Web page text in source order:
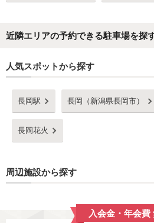
近隣エリアの予約できる駐車場を探
人気スポットから探す
長岡駅 長岡（新潟県長岡市）
長岡花火
周辺施設から探す
入会金・年会費